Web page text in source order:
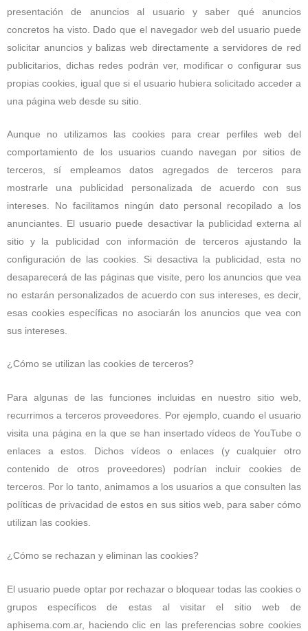
presentación de anuncios al usuario y saber qué anuncios
concretos ha visto. Dado que el navegador web del usuario puede
solicitar anuncios y balizas web directamente a servidores de red
publicitarios, dichas redes podrán ver, modificar o configurar sus
propias cookies, igual que si el usuario hubiera solicitado acceder a
una página web desde su sitio.
Aunque no utilizamos las cookies para crear perfiles web del
comportamiento de los usuarios cuando navegan por sitios de
terceros, sí empleamos datos agregados de terceros para
mostrarle una publicidad personalizada de acuerdo con sus
intereses. No facilitamos ningún dato personal recopilado a los
anunciantes. El usuario puede desactivar la publicidad externa al
sitio y la publicidad con información de terceros ajustando la
configuración de las cookies. Si desactiva la publicidad, esta no
desaparecerá de las páginas que visite, pero los anuncios que vea
no estarán personalizados de acuerdo con sus intereses, es decir,
esas cookies específicas no asociarán los anuncios que vea con
sus intereses.
¿Cómo se utilizan las cookies de terceros?
Para algunas de las funciones incluidas en nuestro sitio web,
recurrimos a terceros proveedores. Por ejemplo, cuando el usuario
visita una página en la que se han insertado vídeos de YouTube o
enlaces a estos. Dichos vídeos o enlaces (y cualquier otro
contenido de otros proveedores) podrían incluir cookies de
terceros. Por lo tanto, animamos a los usuarios a que consulten las
políticas de privacidad de estos en sus sitios web, para saber cómo
utilizan las cookies.
¿Cómo se rechazan y eliminan las cookies?
El usuario puede optar por rechazar o bloquear todas las cookies o
grupos específicos de estas al visitar el sitio web de
aphisema.com.ar, haciendo clic en las preferencias sobre cookies